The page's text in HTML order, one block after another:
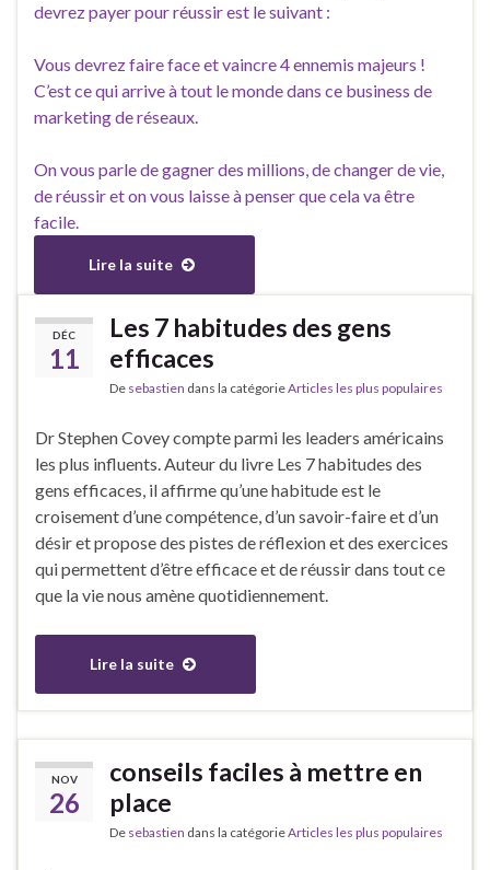
devrez payer pour réussir est le suivant :
Vous devrez faire face et vaincre 4 ennemis majeurs !
C’est ce qui arrive à tout le monde dans ce business de
marketing de réseaux.
On vous parle de gagner des millions, de changer de vie,
de réussir et on vous laisse à penser que cela va être
facile.
Lire la suite
DÉC
11
Les 7 habitudes des gens
efficaces
De sebastien dans la catégorieArticles les plus populaires
Dr Stephen Covey compte parmi les leaders américains
les plus influents. Auteur du livre Les 7 habitudes des
gens efficaces, il affirme qu’une habitude est le
croisement d’une compétence, d’un savoir-faire et d’un
désir et propose des pistes de réflexion et des exercices
qui permettent d’être efficace et de réussir dans tout ce
que la vie nous amène quotidiennement.
Lire la suite
NOV
26
conseils faciles à mettre en
place
De sebastien dans la catégorieArticles les plus populaires